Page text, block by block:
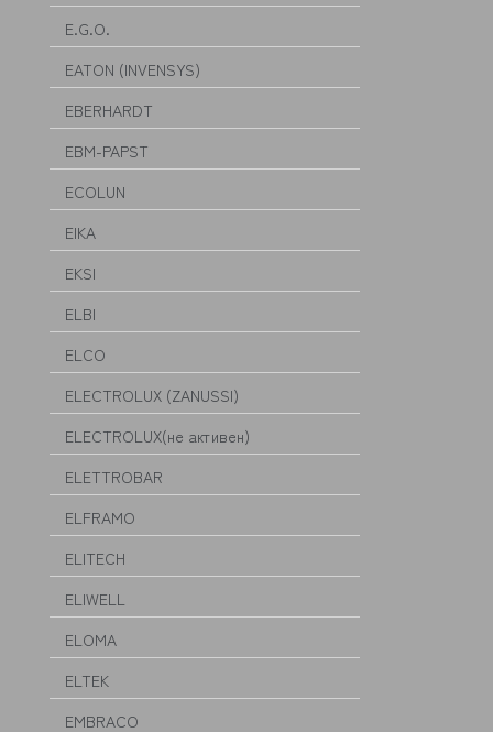
E.G.O.
EATON (INVENSYS)
EBERHARDT
EBM-PAPST
ECOLUN
EIKA
EKSI
ELBI
ELCO
ELECTROLUX (ZANUSSI)
ELECTROLUX(не активен)
ELETTROBAR
ELFRAMO
ELITECH
ELIWELL
ELOMA
ELTEK
EMBRACO